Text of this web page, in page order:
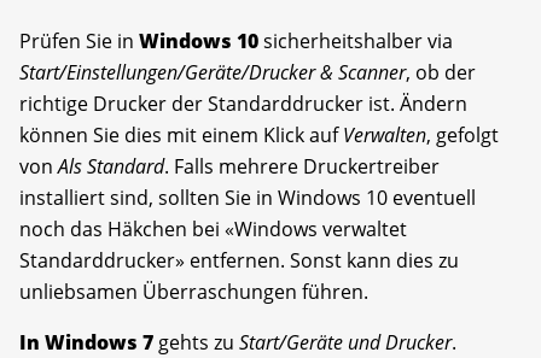
Prüfen Sie in Windows 10sicherheitshalber via
Start/Einstellungen/Geräte/Drucker & Scanner, ob der
richtige Drucker der Standarddrucker ist. Ändern
können Sie dies mit einem Klick aufVerwalten, gefolgt
vonAls Standard. Falls mehrere Druckertreiber
installiert sind, sollten Sie in Windows 10 eventuell
noch das Häkchen bei «Windows verwaltet
Standarddrucker» entfernen. Sonst kann dies zu
unliebsamen Überraschungen führen.
In Windows 7 gehts zu Start/Geräte und Drucker.